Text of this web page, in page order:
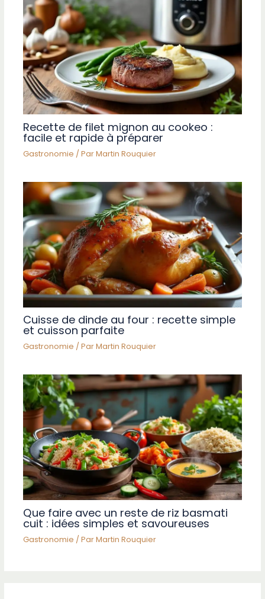
Recette de filet mignon au cookeo :
facile et rapide à préparer
Gastronomie / ParMartin Rouquier
Cuisse de dinde au four : recette simple
et cuisson parfaite
Gastronomie / ParMartin Rouquier
Que faire avec un reste de riz basmati
cuit : idées simples et savoureuses
Gastronomie / ParMartin Rouquier